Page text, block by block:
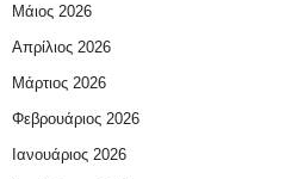
Μάιος 2026
Απρίλιος 2026
Μάρτιος 2026
Φεβρουάριος 2026
Ιανουάριος 2026